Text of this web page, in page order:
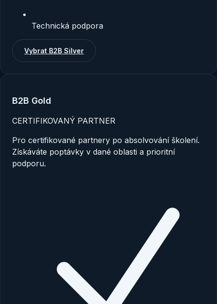
Technická podpora
Vybrat B2B Silver
B2B Gold
CERTIFIKOVANÝ PARTNER
Pro certifikované partnery po absolvování školení.
Získáváte poptávky v dané oblasti a prioritní
podporu.